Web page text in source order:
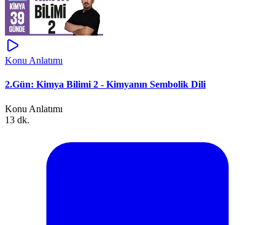
Konu Anlatımı
2.Gün: Kimya Bilimi 2 - Kimyanın Sembolik Dili
Konu Anlatımı
13 dk.